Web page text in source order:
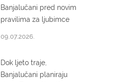
Banjalučani pred novim
pravilima za ljubimce
09.07.2026.
Dok ljeto traje,
Banjalučani planiraju